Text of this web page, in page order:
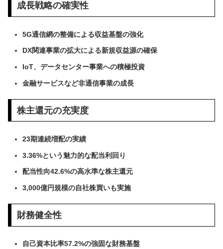
成長戦略の確実性
5G通信網の整備による収益基盤の強化
DX関連事業の拡大による新規収益源の確保
IoT、データセンター事業への積極投資
金融サービスなど非通信事業の成長
株主還元の充実度
23期連続増配の実績
3.36%という魅力的な配当利回り
配当性向42.6%の高水準な株主還元
3,000億円規模の自社株買いも実施
財務健全性
自己資本比率57.2%の強固な財務基盤